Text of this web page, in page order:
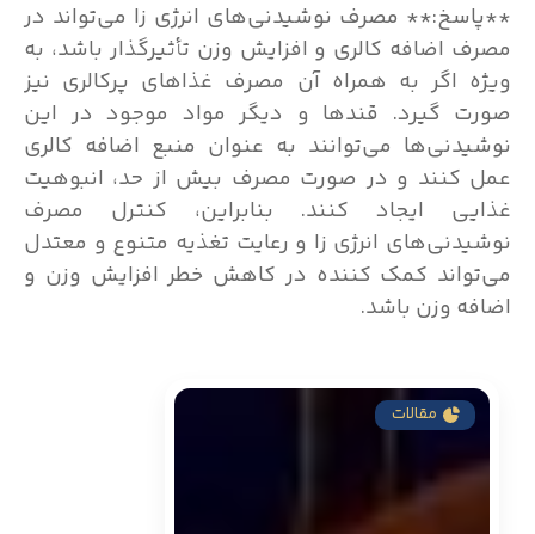
**پاسخ:** مصرف نوشیدنی‌های انرژی زا می‌تواند در
مصرف اضافه کالری و افزایش وزن تأثیرگذار باشد، به
ویژه اگر به همراه آن مصرف غذاهای پرکالری نیز
صورت گیرد. قندها و دیگر مواد موجود در این
نوشیدنی‌ها می‌توانند به عنوان منبع اضافه کالری
عمل کنند و در صورت مصرف بیش از حد، انبوهیت
غذایی ایجاد کنند. بنابراین، کنترل مصرف
نوشیدنی‌های انرژی زا و رعایت تغذیه متنوع و معتدل
می‌تواند کمک کننده در کاهش خطر افزایش وزن و
اضافه وزن باشد.
مقالات